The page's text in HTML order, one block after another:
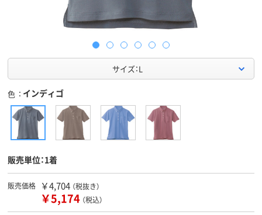
サイズ：L
色 インディゴ
販売単位：1着
販売価格 ￥4,704 （税抜き）
￥5,174 （税込）